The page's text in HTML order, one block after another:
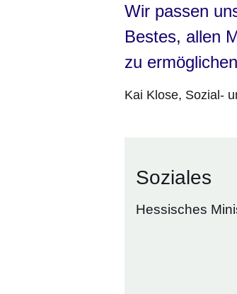
Wir passen
Bestes, allen
zu
Kai Klose Sozial-
Soziales
Hessisches